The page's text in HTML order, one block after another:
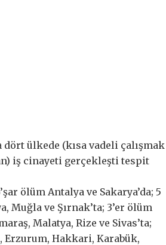
dört ülkede (kısa vadeli çalışmak
iş cinayeti gerçekleşti tespit
ölüm Antalya ve Sakarya’da; 5
Muğla ve Şırnak’ta; 3’er ölüm
Malatya, Rize ve Sivas’ta;
Erzurum, Hakkari, Karabük,